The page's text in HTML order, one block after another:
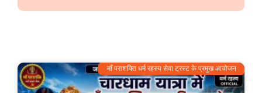
माँ पराशक्ति धर्म रहस्य सेवा ट्रस्ट के प्रमुख आयोजन